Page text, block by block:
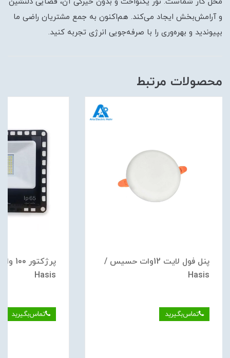
و آرامش‌بخش ایجاد می‌کند. هم‌اکنون به جمع مشتریان راضی ما
بپیوندید و بهره‌وری را با صرفه‌جویی انرژی تجربه کنید.
محصولات مرتبط
پنل فول لایت 12وات حسیس /
Hasis
تماس‌بگیرید
Hasis
تماس‌بگیرید